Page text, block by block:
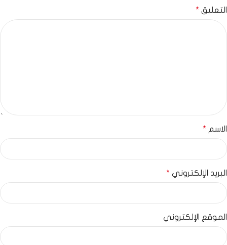
التعليق *
الاسم *
البريد الإلكتروني *
الموقع الإلكتروني